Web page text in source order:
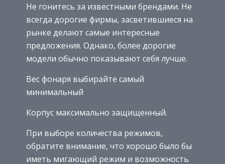
Не гонитесь за известными брендами. Не
всегда дорогие фирмы, засветившиеся на
рынке делают самые интересные
предложения. Однако, более дорогие
модели обычно показывают себя лучше.
Вес фонаря выбирайте самый
минимальный
Корпус максимально защищенный.
При выборе количества режимов,
обратите внимание, что хорошо было бы
иметь мигающий режим и возможность